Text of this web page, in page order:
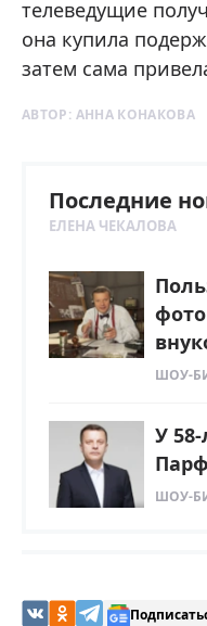
телеведущие
она купила
затем сама
АВТОР: АННА КОНАКОВА
Последние
ЕЛЕНА ЧЕКАЛОВА
ШОУ-
У
ШОУ-